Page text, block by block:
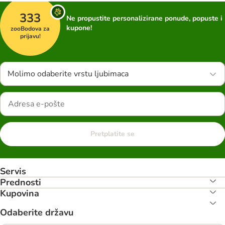
333
zooBodova za
prijavu!
Ne propustite personalizirane ponude, popuste i
kupone!
Molimo odaberite vrstu ljubimaca
Pretplatite se
Servis
Prednosti
Kupovina
Odaberite državu